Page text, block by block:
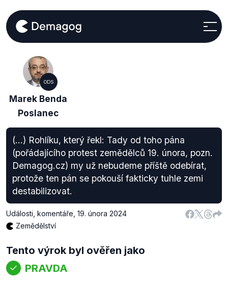
ODS
Marek Benda
Poslanec
(...) Rohlíku, který řekl: Tady od toho pána
(pořádajícího protest zemědělců 19. února, pozn.
Demagog.cz) my už nebudeme příště odebírat,
protože ten pán se pokouší fakticky tuhle zemi
destabilizovat.
Události, komentáře 19. února 2024
Zemědělství
Tento výrok byl ověřen jako
PRAVDA